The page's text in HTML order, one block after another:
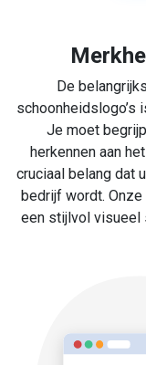
De
schoonheidslogo’s
Je moet
herkennen aan
cruciaal belang dat
bedrijf wordt.
een stijlvol visueel